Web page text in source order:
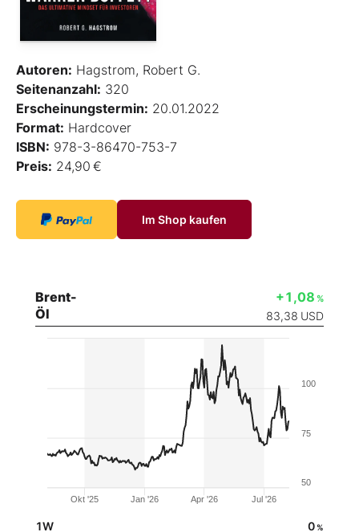
Autoren: Hagstrom, Robert G.
Seitenanzahl: 320
Erscheinungstermin: 20.01.2022
Format: Hardcover
ISBN: 978-3-86470-753-7
Preis: 24,90 €
Im Shop kaufen
Brent-
Öl
+1,08 %
83,38 USD
Okt '25 Jan '26 Apr '26 Jul '26
50
75
100
1W 0%